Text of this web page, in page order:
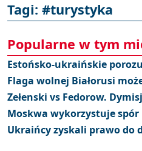
Tagi: #turystyka
Popularne w tym
Estońsko-ukraińskie
Flaga wolnej Białorusi
Zełenski vs Fedorow.
Moskwa wykorzystuje
Ukraińcy zyskali prawo do